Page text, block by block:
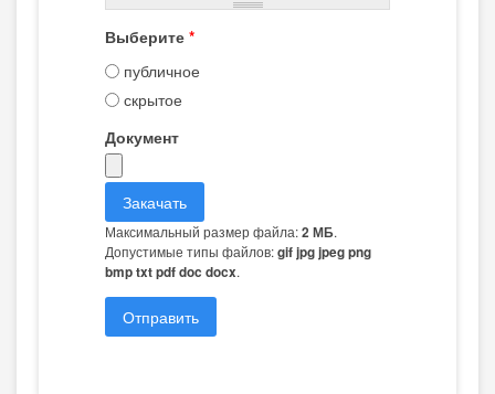
Выберите *
публичное
скрытое
Документ
Максимальный размер файла:2 МБ.
Допустимые типы файлов:gif jpg jpeg png
bmp txt pdf doc docx.